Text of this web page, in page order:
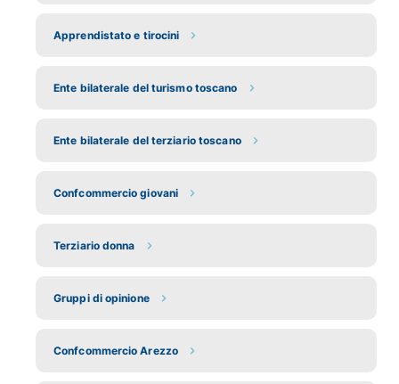
Apprendistato e tirocini
Ente bilaterale del turismo toscano
Ente bilaterale del terziario toscano
Confcommercio giovani
Terziario donna
Gruppi di opinione
Confcommercio Arezzo